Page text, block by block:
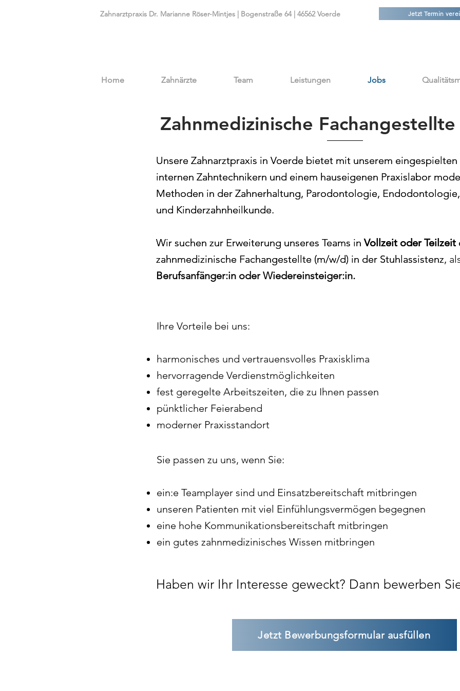
Zahnarztpraxis Dr. Marianne Röser-Mintjes | Bogenstraße 64 | 46562 Voerde Jetzt Termin
Zahnmedizinische
Unsere Zahnarztpraxis in Voerde bietet mit unserem eingespielten
internen Zahntechnikern und einem hauseigenen Praxislabor
Methoden in der Zahnerhaltung, Parodontologie,
und Kinderzahnheilkunde.
Wir suchen zur Erweiterung unseres Teams inVollzeit oder Teilzeit
zahnmedizinische Fachangestellte (m/w/d) in der Stuhlassistenz.
Unsere Zahnarztpraxis in Voerde bietet mit unserem eingespielten
internen Zahntechnikern und einem hauseigenen Praxislabor
Methoden in der Zahnerhaltung, Parodontologie,
und Kinderzahnheilkunde.
Wir suchen zur Erweiterung unseres Teams inVollzeit oder Teilzeit
zahnmedizinische Fachangestellte (m/w/d) in der Stuhlassistenz,
Berufsanfänger:in oder Wiedereinsteiger:in.
Ihre Vorteile bei uns:
harmonisches und vertrauensvolles Praxisklima
hervorragende Verdienstmöglichkeiten
fest geregelte Arbeitszeiten, die zu Ihnen passen
pünktlicher Feierabend
moderner Praxisstandort
Sie passen zu uns, wenn Sie:
ein:e Teamplayer sind und Einsatzbereitschaft mitbringen
unseren Patienten mit viel Einfühlungsvermögen begegnen
eine hohe Kommunikationsbereitschaft mitbringen
ein gutes zahnmedizinisches Wissen mitbringen
Haben wir Ihr Interesse geweckt? Dann bewerben
Jetzt Bewerbungsformular ausfüllen
Home Zahnärzte Team Leistungen Jobs